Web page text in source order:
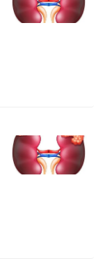
Keytruda +Lenvima